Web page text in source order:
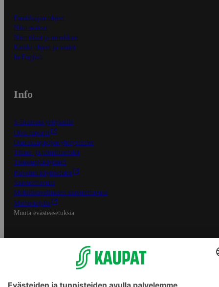
Ensitilaajan ohjeet
Näin maksat
Näin tilaat ja muokkaat
Kaikki ohjeet ja vinkit
In English
Info
S-Business yrityksille
Oiva-raportit
Osuuskauppojen yhteystiedot
Tilaus- ja toimitusehdot
Tietosuojakäytäntö
Palvelun käyttöehdot
Saavutettavuus
Mobiilisovelluksen saavutettavuus
Mainostajalle
Muuta evästeasetuksia
S-ryhmän palvelut